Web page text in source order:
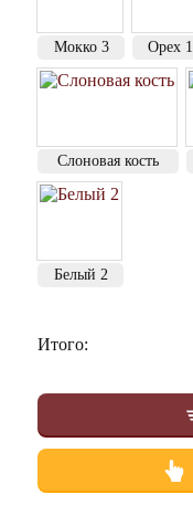
Мокко 3 Орех 1
Слоновая кость
Белый 2
Итого: